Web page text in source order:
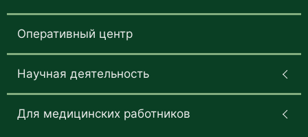
Оперативный центр
Научная деятельность
Для медицинских работников